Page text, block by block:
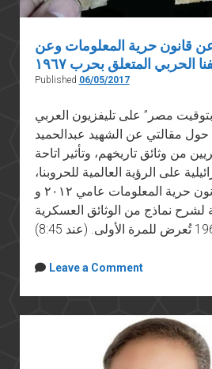
عن قانون حرية المعلومات وعن
الحربي المتعلق بحرب ١٩٦٧
Published 06/05/2017
مصر” على تليفزيون العربي
ببتاريخ ٦ مايو ٢٠١٧ حول مقالتي عن الشهيد عبدالحميد
من وثائق تاريخهم، وتأثير اتاحة
على الرؤية العالمية للحروبنا،
وتجربتي في لجنة قانون حرية المعلومات عامي ٢٠١٢ و
لشرح نماذج من الوثائق العسكرية
Leave a Comment